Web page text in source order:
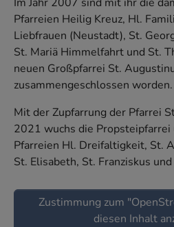
Pfarreien Heilig Kreuz, Hl.
Liebfrauen (Neustadt), St.
St. Mariä Himmelfahrt und St.
neuen Großpfarrei St.
zusammengeschlossen worden.
Mit der Zupfarrung der Pfarrei
2021 wuchs die Propsteipfarrei
Pfarreien Hl. Dreifaltigkeit, St.
St. Elisabeth, St. Franziskus und
Zustimmung zum
diesen Inhalt